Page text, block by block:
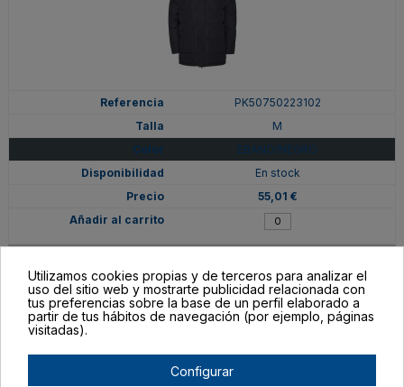
PK50750223102
M
EBANO/NEGRO
En stock
55,01 €
Utilizamos cookies propias y de terceros para analizar el
uso del sitio web y mostrarte publicidad relacionada con
tus preferencias sobre la base de un perfil elaborado a
partir de tus hábitos de navegación (por ejemplo, páginas
visitadas).
Configurar